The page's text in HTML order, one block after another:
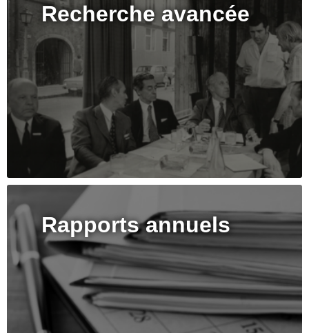
Recherche avancée
Rapports annuels